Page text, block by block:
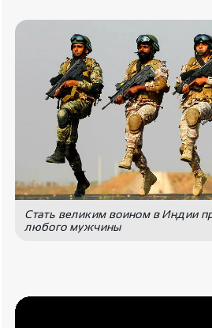
Стать великим воином в Индии
любого мужчины